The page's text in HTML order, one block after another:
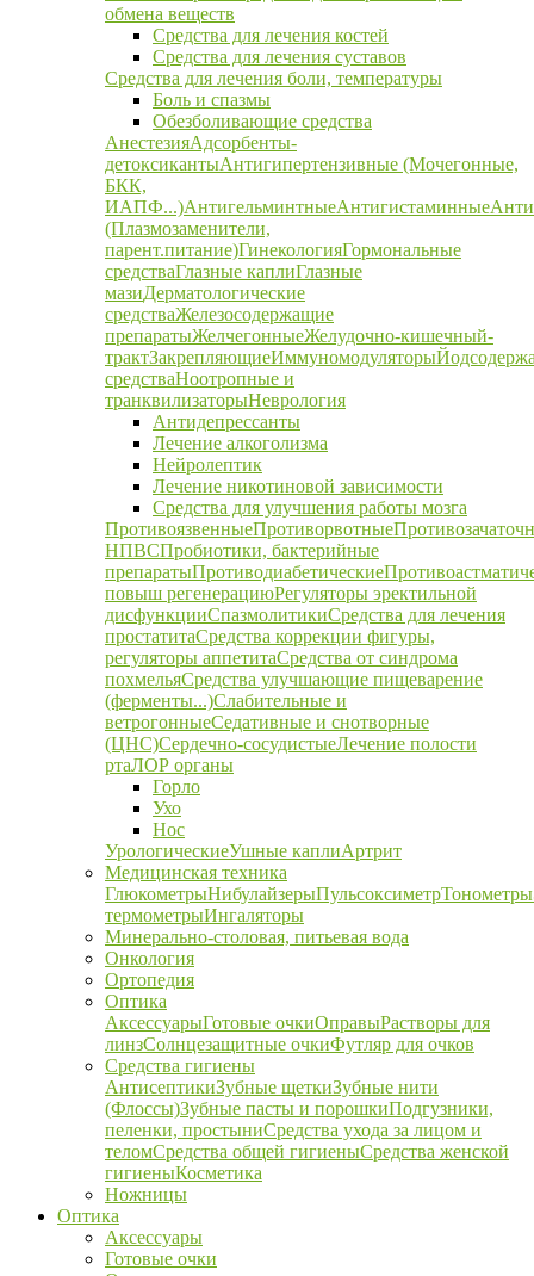
обмена веществ
Средства для лечения костей
Средства для лечения суставов
Средства для лечения боли, температуры
Боль и спазмы
Обезболивающие средства
АнестезияАдсорбенты-
детоксикантыАнтигипертензивные (Мочегонные,
БКК,
ИАПФ...)АнтигельминтныеАнтигистаминные
(Плазмозаменители,
парент.питание)ГинекологияГормональные
средстваГлазные каплиГлазные
мазиДерматологические
средстваЖелезосодержащие
препаратыЖелчегонныеЖелудочно-кишечный-
трактЗакрепляющиеИммуномодуляторы
средстваНоотропные и
транквилизаторыНеврология
Антидепрессанты
Лечение алкоголизма
Нейролептик
Лечение никотиновой зависимости
Средства для улучшения работы мозга
ПротивоязвенныеПротиворвотные
НПВСПробиотики, бактерийные
препаратыПротиводиабетические
повыш регенерациюРегуляторы эректильной
дисфункцииСпазмолитикиСредства для лечения
простатитаСредства коррекции фигуры,
регуляторы аппетитаСредства от синдрома
похмельяСредства улучшающие пищеварение
(ферменты...)Слабительные и
ветрогонныеСедативные и снотворные
(ЦНС)Сердечно-сосудистыеЛечение полости
ртаЛОР органы
Горло
Ухо
Нос
УрологическиеУшные каплиАртрит
Медицинская техника
ГлюкометрыНибулайзерыПульсоксиметрТонометры
термометрыИнгаляторы
Минерально-столовая, питьевая вода
Онкология
Ортопедия
Оптика
АксессуарыГотовые очкиОправыРастворы для
линзСолнцезащитные очкиФутляр для очков
Средства гигиены
АнтисептикиЗубные щеткиЗубные нити
(Флоссы)Зубные пасты и порошкиПодгузники,
пеленки, простыниСредства ухода за лицом и
теломСредства общей гигиеныСредства женской
гигиеныКосметика
Ножницы
Оптика
Аксессуары
Готовые очки